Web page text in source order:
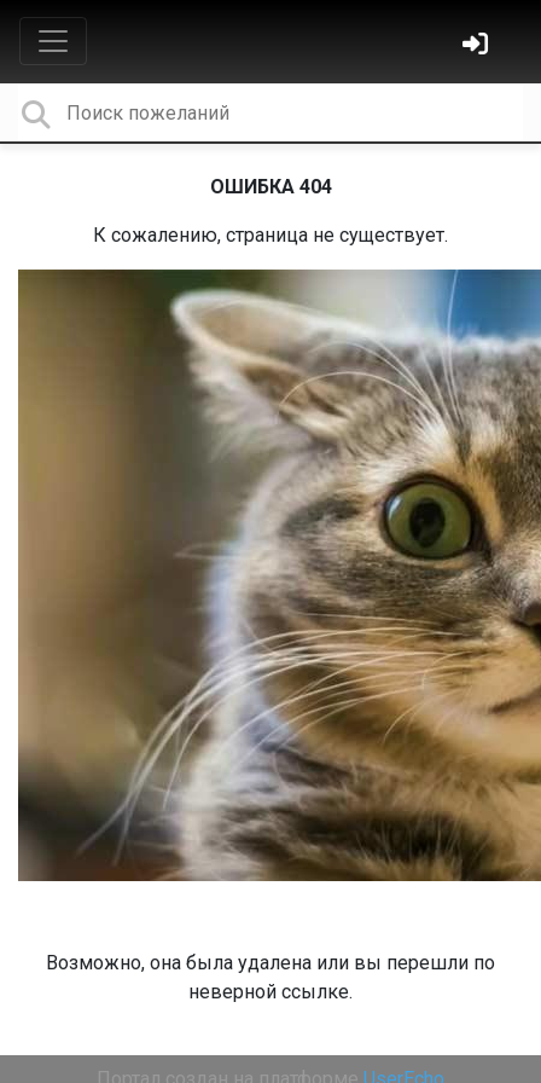
ОШИБКА 404
К сожалению, страница не существует.
Возможно, она была удалена или вы перешли по
неверной ссылке.